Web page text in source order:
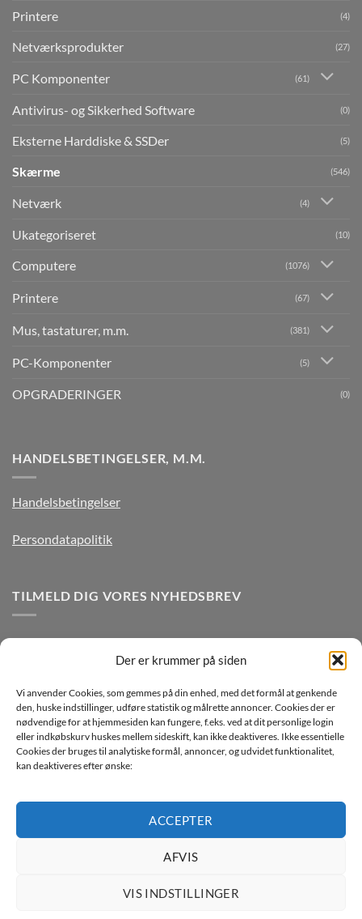
Der er krummer på siden
Vi anvender Cookies, som gemmes på din enhed, med det formål at genkende
den, huske indstillinger, udføre statistik og målrette annoncer. Cookies der er
nødvendige for at hjemmesiden kan fungere, f.eks. ved at dit personlige login
eller indkøbskurv huskes mellem sideskift, kan ikke deaktiveres. Ikke essentielle
Cookies der bruges til analytiske formål, annoncer, og udvidet funktionalitet,
kan deaktiveres efter ønske:
ACCEPTER
AFVIS
VIS INDSTILLINGER
Printere (4)
Netværksprodukter (27)
PC Komponenter (61)
Antivirus- og Sikkerhed Software (0)
Eksterne Harddiske & SSDer (5)
Skærme (546)
Netværk (4)
Ukategoriseret (10)
Computere (1076)
Printere (67)
Mus, tastaturer, m.m. (381)
PC-Komponenter (5)
OPGRADERINGER (0)
HANDELSBETINGELSER, M.M.
Handelsbetingelser
Persondatapolitik
TILMELD DIG VORES NYHEDSBREV
Jeg ønsker at modtage mails fra TJdata!
Copyright 2026 © TJdata ApS